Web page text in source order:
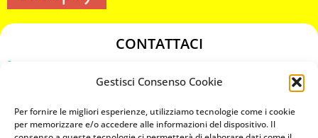
Gestisci Consenso Cookie
Per fornire le migliori esperienze, utilizziamo tecnologie come i cookie
per memorizzare e/o accedere alle informazioni del dispositivo. Il
CONTATTACI
chiavicodificate@gmail.com